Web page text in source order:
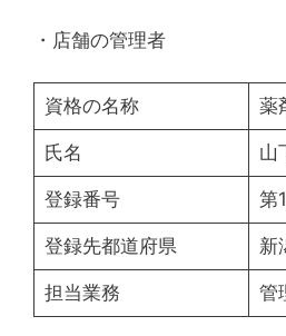
・店舗の管理者
資格の名称 薬
氏名 山
登録番号 第
登録先都道府県 新
担当業務 管